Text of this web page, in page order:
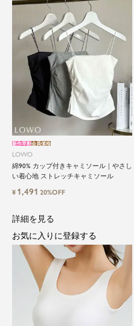
LOWO
綿90% カップ付きキャミソール｜やさし
い着心地 ストレッチキャミソール
新作早割会員価格
¥ 1,491 20%OFF
詳細を見る
お気に入りに登録する